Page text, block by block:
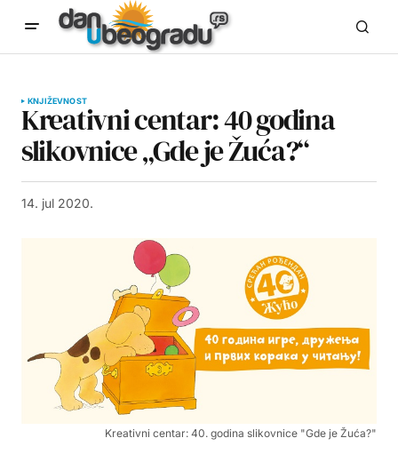
KNJIŽEVNOST
Kreativni centar: 40 godina
slikovnice „Gde je Žuća?“
14. jul 2020.
Kreativni centar: 40. godina slikovnice "Gde je Žuća?"